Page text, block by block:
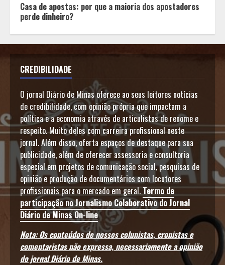
Casa de apostas: por que a maioria dos apostadores
perde dinheiro?
CREDIBILIDADE
O jornal Diário de Minas oferece ao seus leitores notícias
de credibilidade, com opinião própria que impactam a
política e a economia através de articulistas de renome e
respeito. Muito deles com carreira profissional neste
jornal. Além disso, oferta espaços de destaque para sua
publicidade, além de oferecer assessoria e consultoria
especial em projetos de comunicação social, pesquisas de
opinião e produção de documentários com locutores
profissionais para o mercado em geral.Termo de
participação no Jornalismo Colaborativo do Jornal
Diário de Minas On-line
Nota: Os conteúdos de nossos colunistas, cronistas e
comentaristas não expressa, necessariamente a opinião
do jornal Diário de Minas.